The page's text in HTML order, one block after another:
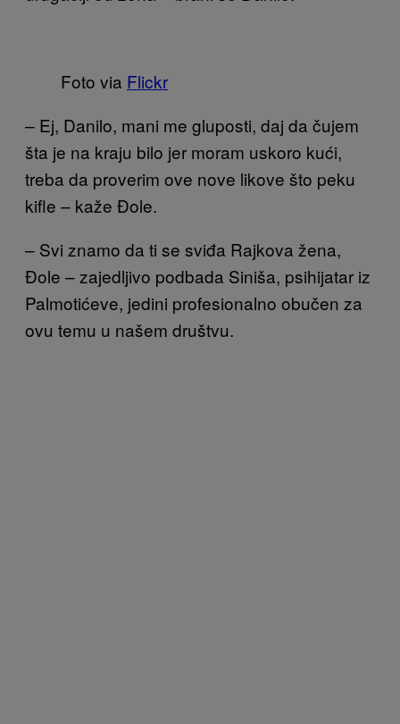
Foto via Flickr
– Ej, Danilo, mani me gluposti, daj da čujem
šta je na kraju bilo jer moram uskoro kući,
treba da proverim ove nove likove što peku
kifle – kaže Đole.
– Svi znamo da ti se sviđa Rajkova žena,
Đole – zajedljivo podbada Siniša, psihijatar iz
Palmotićeve, jedini profesionalno obučen za
ovu temu u našem društvu.